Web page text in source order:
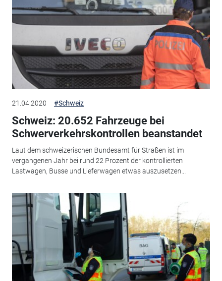
21.04.2020 #Schweiz
Schweiz: 20.652 Fahrzeuge bei
Schwerverkehrskontrollen beanstandet
Laut dem schweizerischen Bundesamt für Straßen ist im
vergangenen Jahr bei rund 22 Prozent der kontrollierten
Lastwagen, Busse und Lieferwagen etwas auszusetzen...